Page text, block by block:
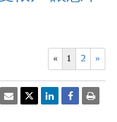
« 1 2 »